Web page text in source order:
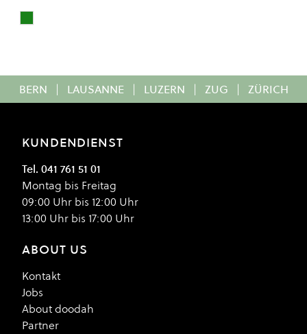
Colour
BOTANIC
BERN | LAUSANNE | LUZERN | ZUG | ZÜRICH
KUNDENDIENST
Tel. 041 761 51 01
Montag bis Freitag
09:00 Uhr bis 12:00 Uhr
13:00 Uhr bis 17:00 Uhr
ABOUT US
Kontakt
Jobs
About doodah
Partner